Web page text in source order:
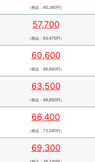
（税込：60,280円）
57,700
（税込：63,470円）
60,600
（税込：66,660円）
63,500
（税込：69,850円）
66,400
（税込：73,040円）
69,300